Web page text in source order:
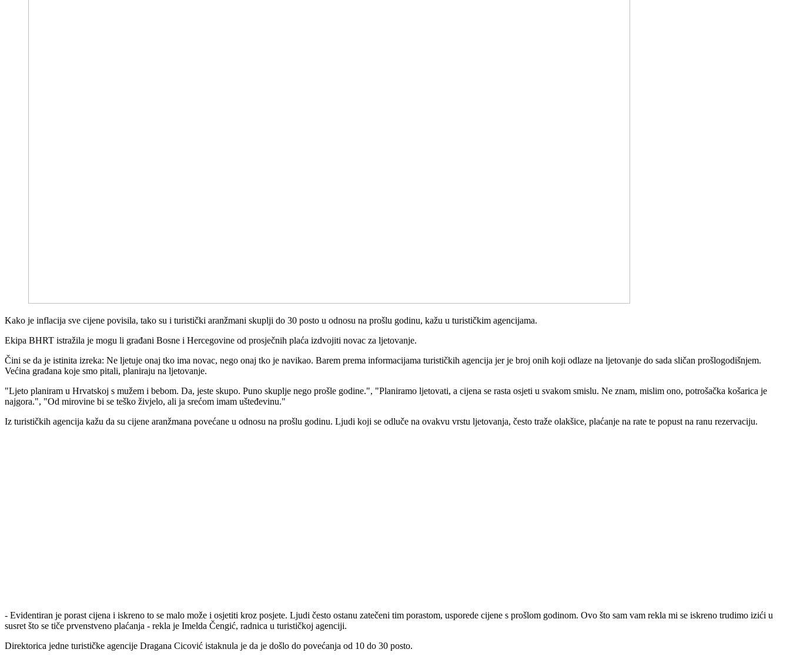
Kako je inflacija sve cijene povisila, tako su i turistički aranžmani skuplji do 30 posto u odnosu na prošlu godinu, kažu u turističkim agencijama.
Ekipa BHRT istražila je mogu li građani Bosne i Hercegovine od prosječnih plaća izdvojiti novac za ljetovanje.
Čini se da je istinita izreka: Ne ljetuje onaj tko ima novac, nego onaj tko je navikao. Barem prema informacijama turističkih agencija jer je broj onih koji odlaze na ljetovanje do sada sličan prošlogodišnjem.
Većina građana koje smo pitali, planiraju na ljetovanje.
"Ljeto planiram u Hrvatskoj s mužem i bebom. Da, jeste skupo. Puno skuplje nego prošle godine.", "Planiramo ljetovati, a cijena se rasta osjeti u svakom smislu. Ne znam, mislim ono, potrošačka košarica je
najgora.", "Od mirovine bi se teško živjelo, ali ja srećom imam ušteđevinu."
Iz turističkih agencija kažu da su cijene aranžmana povećane u odnosu na prošlu godinu. Ljudi koji se odluče na ovakvu vrstu ljetovanja, često traže olakšice, plaćanje na rate te popust na ranu rezervaciju.
- Evidentiran je porast cijena i iskreno to se malo može i osjetiti kroz posjete. Ljudi često ostanu zatečeni tim porastom, usporede cijene s prošlom godinom. Ovo što sam vam rekla mi se iskreno trudimo izići u
susret što se tiče prvenstveno plaćanja - rekla je Imelda Čengić, radnica u turističkoj agenciji.
Direktorica jedne turističke agencije Dragana Cicović istaknula je da je došlo do povećanja od 10 do 30 posto.